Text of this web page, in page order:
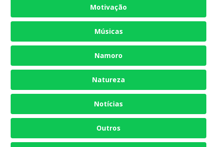
Motivação
Músicas
Namoro
Natureza
Notícias
Outros